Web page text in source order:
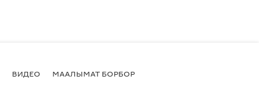
ВИДЕО МААЛЫМАТ БОРБОР